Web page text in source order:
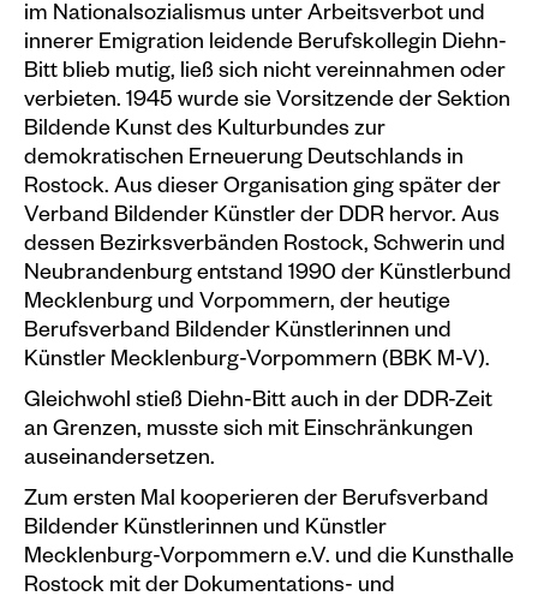
im Nationalsozialismus unter Arbeitsverbot und
innerer Emigra­tion leidende Berufskollegin Diehn-
Bitt blieb mutig, ließ sich nicht vereinnahmen oder
verbieten. 1945 wurde sie Vorsitzende der Sektion
Bildende Kunst des Kulturbundes zur
demokratischen Erneuerung Deutschlands in
Rostock. Aus dieser Organisation ging später der
Verband Bildender Künstler der DDR hervor. Aus
dessen Bezirks­verbänden Rostock, Schwerin und
Neubrandenburg entstand 1990 der Künstlerbund
Mecklenburg und Vorpommern, der heutige
Berufsverband Bildender Künstlerinnen und
Künstler Mecklenburg-Vorpommern (BBK M-V).
Gleichwohl stieß Diehn-Bitt auch in der DDR-Zeit
an Grenzen, musste sich mit Ein­schränkungen
auseinandersetzen.
Zum ersten Mal kooperieren der Berufsverband
Bildender Künstlerinnen und Künstler
Mecklenburg-Vorpommern e.V. und die Kunsthalle
Rostock mit der Dokumentations-­ und